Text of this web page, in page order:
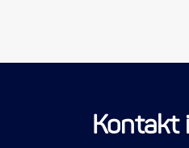
Kontakt